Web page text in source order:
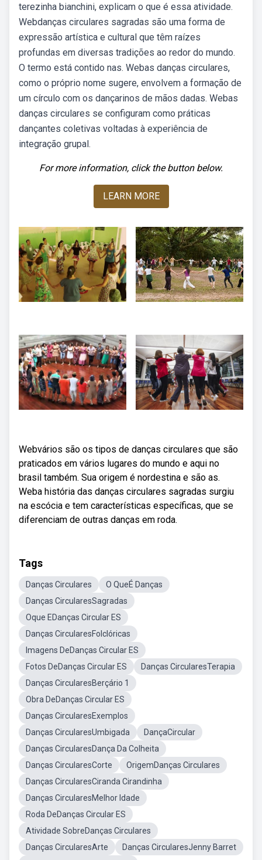
terezinha bianchini, explicam o que é essa atividade.
Webdanças circulares sagradas são uma forma de
expressão artística e cultural que têm raízes
profundas em diversas tradições ao redor do mundo.
O termo está contido nas. Webas danças circulares,
como o próprio nome sugere, envolvem a formação de
um círculo com os dançarinos de mãos dadas. Webas
danças circulares se configuram como práticas
dançantes coletivas voltadas à experiência de
integração grupal.
For more information, click the button below.
LEARN MORE
Webvários são os tipos de danças circulares que são
praticados em vários lugares do mundo e aqui no
brasil também. Sua origem é nordestina e são as.
Weba história das danças circulares sagradas surgiu
na escócia e tem características específicas, que se
diferenciam de outras danças em roda.
Tags
Danças Circulares
O QueÉ Danças
Danças CircularesSagradas
Oque EDanças Circular ES
Danças CircularesFolclóricas
Imagens DeDanças Circular ES
Fotos DeDanças Circular ES
Danças CircularesTerapia
Danças CircularesBerçário 1
Obra DeDanças Circular ES
Danças CircularesExemplos
Danças CircularesUmbigada
DançaCircular
Danças CircularesDança Da Colheita
Danças CircularesCorte
OrigemDanças Circulares
Danças CircularesCiranda Cirandinha
Danças CircularesMelhor Idade
Roda DeDanças Circular ES
Atividade SobreDanças Circulares
Danças CircularesArte
Danças CircularesJenny Barret